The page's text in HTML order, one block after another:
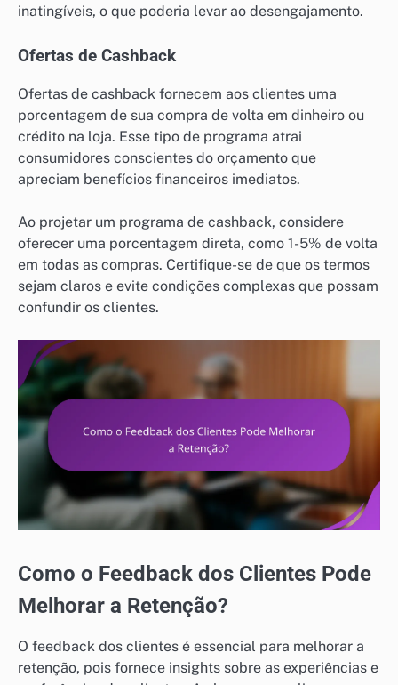
inatingíveis, o que poderia levar ao desengajamento.
Ofertas de Cashback
Ofertas de cashback fornecem aos clientes uma
porcentagem de sua compra de volta em dinheiro ou
crédito na loja. Esse tipo de programa atrai
consumidores conscientes do orçamento que
apreciam benefícios financeiros imediatos.
Ao projetar um programa de cashback, considere
oferecer uma porcentagem direta, como 1-5% de volta
em todas as compras. Certifique-se de que os termos
sejam claros e evite condições complexas que possam
confundir os clientes.
Como o Feedback dos Clientes Pode
Melhorar a Retenção?
O feedback dos clientes é essencial para melhorar a
retenção, pois fornece insights sobre as experiências e